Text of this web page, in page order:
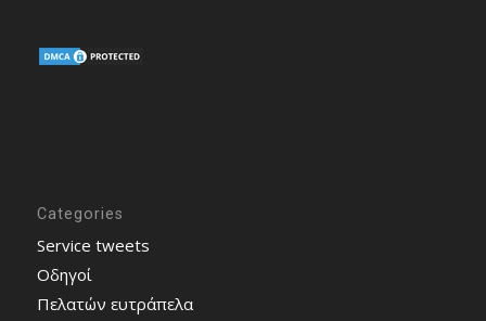
Categories
Service tweets
Οδηγοί
Πελατών ευτράπελα